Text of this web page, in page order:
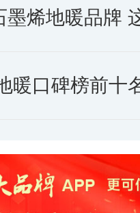
地暖品牌 这些
碑榜前十名 消费者